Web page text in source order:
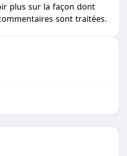
plus sur la façon dont
sont traitées.